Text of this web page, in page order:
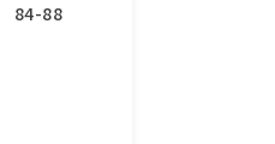
84-88